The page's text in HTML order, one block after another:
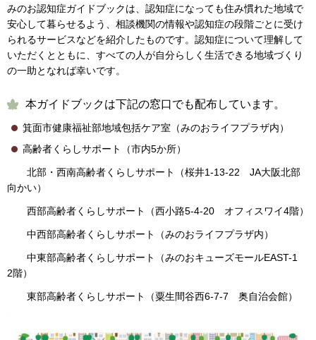
みのお認知症ガイドブックは、認知症になっても住み慣れた地域で
安心して暮らせるよう、相談機関の情報や認知症の段階ごとに受け
られるサービスなどを紹介したものです。認知症について理解して
いただくとともに、すべての人が自分らしく生活できる地域づくり
の一助となれば幸いです。
本ガイドブックは下記の窓口でも配布しています。
箕面市健康福祉部地域包括ケア室（みのおライフプラザ内）
高齢者くらしサポート（市内5か所）
北部・西南高齢者くらしサポート（桜井1-13-22 JA大阪北部
向かい）
西部高齢者くらしサポート（西小路5-4-20 オフィスワイ4階）
中西部高齢者くらしサポート（みのおライフプラザ内）
中東部高齢者くらしサポート（みのおキューズモールEAST-1
2階）
東部高齢者くらしサポート（粟生間谷西6-7-7 奥自治会館）